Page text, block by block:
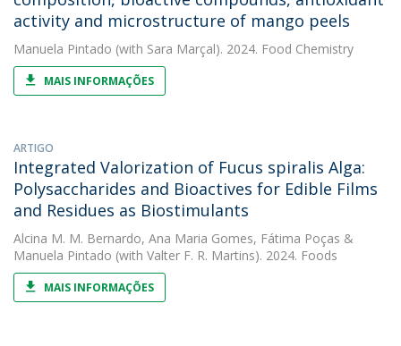
activity and microstructure of mango peels
Manuela Pintado (with Sara Marçal). 2024. Food Chemistry
MAIS INFORMAÇÕES
ARTIGO
Integrated Valorization of Fucus spiralis Alga:
Polysaccharides and Bioactives for Edible Films
and Residues as Biostimulants
Alcina M. M. Bernardo, Ana Maria Gomes, Fátima Poças &
Manuela Pintado (with Valter F. R. Martins). 2024. Foods
MAIS INFORMAÇÕES